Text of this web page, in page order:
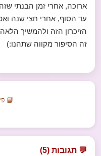
ארוכה, אחרי זמן הבנתי
עד הסוף, אחרי חצי שנה
הזיכרון הזה ולהמשיך
זה הסיפור מקווה שתהנו:)
📘
💬 תגובות (5)